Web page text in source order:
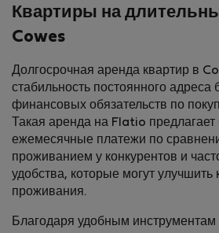
Квартиры на
Cowes
Долгосрочная аренда квартир в
стабильность постоянного адреса
финансовых обязательств по
Такая аренда на Flatio предлагает
ежемесячные платежи по
проживанием у конкурентов и
удобства, которые могут улучшить
проживания.
Благодаря удобным инструментам